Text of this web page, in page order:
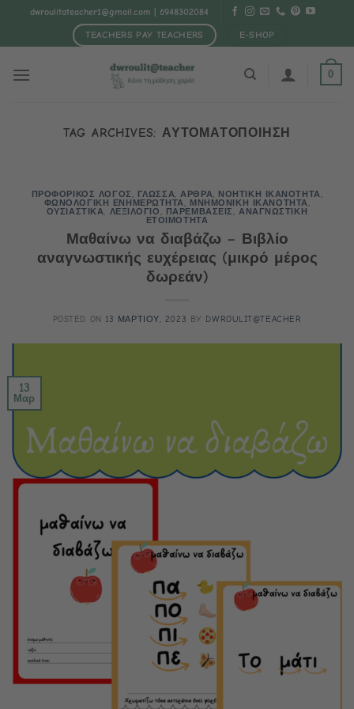
Μετάβαση
περιεχόμενο
dwroulitateacher1@gmail.com | 6948302084
TEACHERS PAY TEACHERS E-SHOP
0
TAG ARCHIVES: ΑΥΤΟΜΑΤΟΠΟΙΗΣΗ
ΠΡΟΦΟΡΙΚΟΣ ΛΟΓΟΣ, ΓΛΩΣΣΑ,ΑΡΘΡΑ, ΝΟΗΤΙΚΗ ΙΚΑΝΟΤΗΤΑ,
ΦΩΝΟΛΟΓΙΚΗ ΕΝΗΜΕΡΩΤΗΤΑ, ΜΝΗΜΟΝΙΚΗ ΙΚΑΝΟΤΗΤΑ,
ΟΥΣΙΑΣΤΙΚΑ, ΛΕΞΙΛΟΓΙΟ, ΠΑΡΕΜΒΑΣΕΙΣ,ΑΝΑΓΝΩΣΤΙΚΗ
ΕΤΟΙΜΟΤΗΤΑ
Μαθαίνω να διαβάζω – Βιβλίο
αναγνωστικής ευχέρειας (μικρό μέρος
δωρεάν)
POSTED ON 13 ΜΑΡΤΙΟΥ, 2023 BY DWROULIT@TEACHER
13
Μαρ